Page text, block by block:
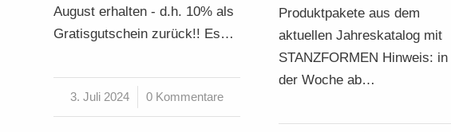
August erhalten - d.h. 10% als
Gratisgutschein zurück!! Es…
3. Juli 2024
/ 0 Kommentare
Produktpakete aus dem
aktuellen Jahreskatalog mit
STANZFORMEN Hinweis: in
der Woche ab…